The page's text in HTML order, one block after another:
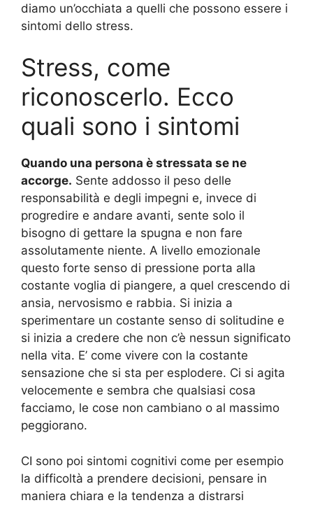
diamo un’occhiata a quelli che possono essere i
sintomi dello stress.
Stress, come
riconoscerlo. Ecco
quali sono i sintomi
Quando una persona è stressata se ne
accorge. Sente addosso il peso delle
responsabilità e degli impegni e, invece di
progredire e andare avanti, sente solo il
bisogno di gettare la spugna e non fare
assolutamente niente. A livello emozionale
questo forte senso di pressione porta alla
costante voglia di piangere, a quel crescendo di
ansia, nervosismo e rabbia. Si inizia a
sperimentare un costante senso di solitudine e
si inizia a credere che non c’è nessun significato
nella vita. E’ come vivere con la costante
sensazione che si sta per esplodere. Ci si agita
velocemente e sembra che qualsiasi cosa
facciamo, le cose non cambiano o al massimo
peggiorano.
CI sono poi sintomi cognitivi come per esempio
la difficoltà a prendere decisioni, pensare in
maniera chiara e la tendenza a distrarsi